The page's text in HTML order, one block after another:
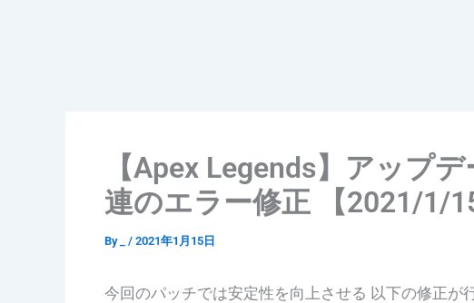
【Apex Legends】アップ
連のエラー修正 【2021/1/15
By / 2021年1月15日
今回のパッチでは安定性を向上させる 以下の修正が